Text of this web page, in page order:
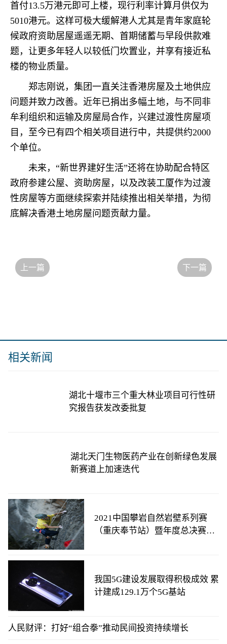
首付13.5万港元即可上楼，现行利率计算月供仅为
5010港元。这样可极大缓解港人尤其是青年家庭轮
候政府资助居屋遥遥无期、首期储蓄与早段供款难
题，让更多年轻人以较低门坎置业，并享有接近私
楼的物业质量。
郑志刚说，集团一直关注香港房屋及土地供应
问题并致力改善。近年已捐出多幅土地，与不同非
牟利组织和运输及房屋局合作，兴建过渡性房屋项
目，至今已有四个相关项目进行中，共提供约2000
个单位。
未来，“新世界建好生活”还将在协助配合特区
政府参建公屋、资助房屋，以及改装工厦作为过渡
性房屋等方面继续探索并陆续推出相关举措，为彻
底解决香港土地房屋问题贡献力量。
上一篇 下一篇
相关新闻
湖北十堰市三个重大林业项目可行性研
究报告获发改委批复
湖北天门生物医药产业在创新绿色发展
新赛道上加速迭代
2021中国攀岩自然岩壁系列赛
（重庆奉节站）暨年度总决赛结
我国5G建设发展取得积极成效 累
计建成129.1万个5G基站
人民财评：打好“组合拳”推动民间投资持续增长